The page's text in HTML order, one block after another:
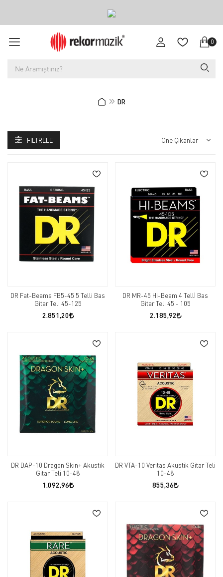
0
DR
FILTRELE
DR Fat-Beams FB5-45 5 Telli Bas
Gitar Teli 45-125
2.851,20
DR MR-45 Hi-Beam 4 Tellİ Bas
Gitar Teli 45 - 105
2.185,92
DR DAP-10 Dragon Skin+ Akustik
Gitar Teli 10-48
1.092,96
DR VTA-10 Veritas Akustik Gitar Teli
10-48
855,36